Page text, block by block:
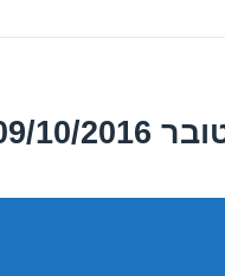
2016